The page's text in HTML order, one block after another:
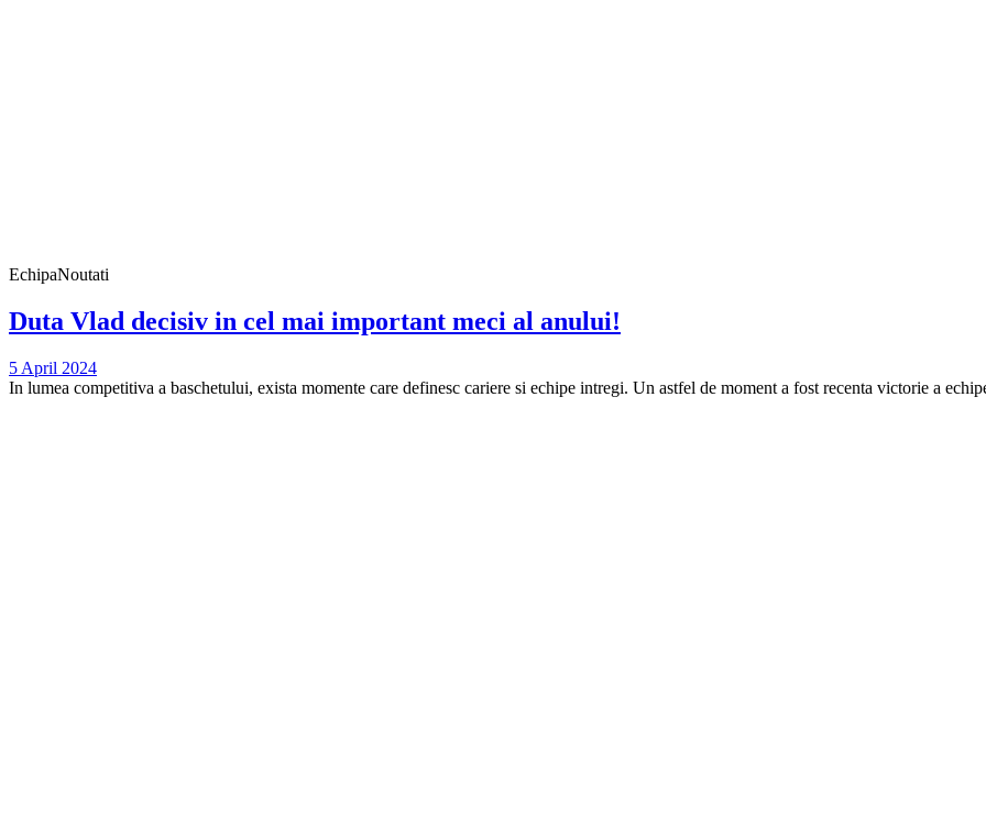
EchipaNoutati
Duta Vlad decisiv in cel mai important meci al anului!
5 April 2024
In lumea competitiva a baschetului, exista momente care definesc cariere si echipe intregi. Un astfel de moment a fost recenta victorie a